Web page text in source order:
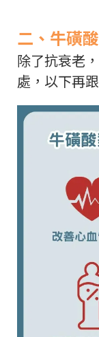
二、牛磺
除了抗衰老
處，以下再